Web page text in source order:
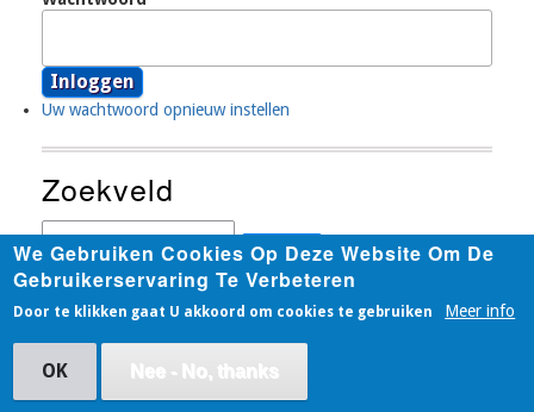
Uw wachtwoord opnieuw instellen
Zoekveld
Zoeken
Developed byDropthemes.in
We Gebruiken Cookies Op Deze Website Om De
Gebruikerservaring Te Verbeteren
Door te klikken gaat U akkoord om cookies te gebruiken Meer info
OK Nee - No, thanks